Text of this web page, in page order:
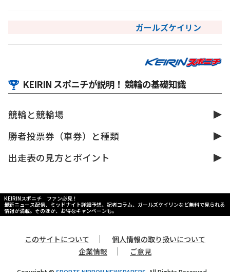
ガールズケイリン
KEIRIN スポニチが説明！ 競輪の基礎知識
競輪と競輪場
勝者投票券（車券）と種類
出走表の見方とポイント
KEIRINスポニチ ファン必見！
最新ニュース配信、ミッドナイト詳細予想、記者コラム、ガールズケイリンなど無料で見られる
情報が満載。そのほか、お得なキャンペーンも。
このサイトについて ｜
個人情報の取り扱いについて
企業情報
｜ ご意見